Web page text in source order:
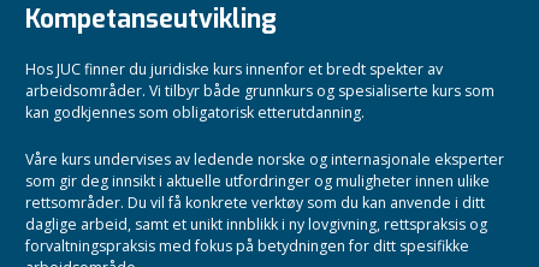
Kompetanseutvikling
Hos JUC finner du juridiske kurs innenfor et bredt spekter av
arbeidsområder. Vi tilbyr både grunnkurs og spesialiserte kurs som
kan godkjennes som obligatorisk etterutdanning.
Våre kurs undervises av ledende norske og internasjonale eksperter
som gir deg innsikt i aktuelle utfordringer og muligheter innen ulike
rettsområder. Du vil få konkrete verktøy som du kan anvende i ditt
daglige arbeid, samt et unikt innblikk i ny lovgivning, rettspraksis og
forvaltningspraksis med fokus på betydningen for ditt spesifikke